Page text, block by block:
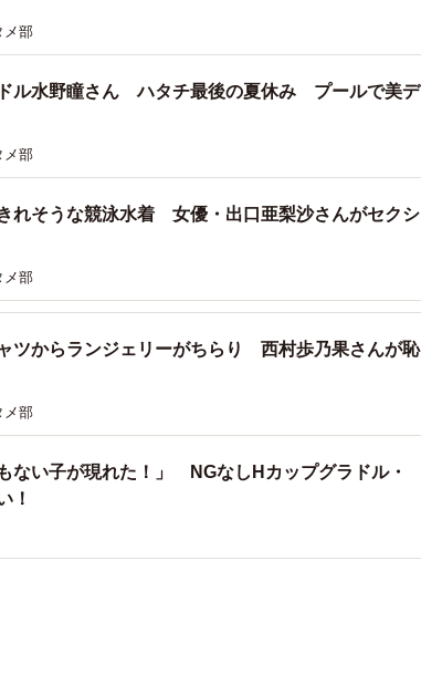
メ部
ドル水野瞳さん ハタチ最後の夏休み プールで美デ
メ部
れそうな競泳水着 女優・出口亜梨沙さんがセクシ
メ部
ツからランジェリーがちらり 西村歩乃果さんが恥
メ部
ない子が現れた！」 NGなしHカップグラドル・
！